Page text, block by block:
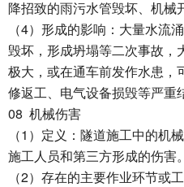
降招致的雨污水管毁坏、机械
（4）形成的影响：大量水流
毁坏，形成坍塌等二次事故，
极大，或在通车前发作水患，
修返工、电气设备损毁等严重
08 机械伤害
（1 ）定义：隧道施工中的机
施工人员和第三方形成的伤害。
（2）存在的主要作业环节或